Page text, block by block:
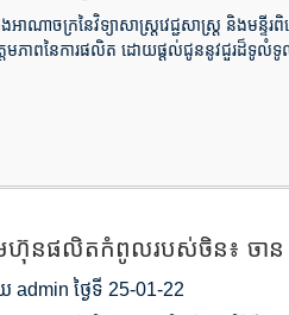
ងអាណាចក្រនៃវិទ្យាសាស្ត្រវេជ្ជសាស្ត្រ និង
តមភាពនៃការផលិត ដោយផ្តល់ជូននូវជួរដ៏ទូលំទូលា
ហ៊ុនផលិតកំពូលរបស់ចិន៖ ចាន
admin ថ្ងៃទី 25-01-22